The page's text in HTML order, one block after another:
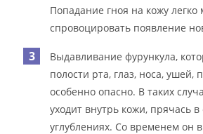
Попадание гноя на кожу легко
спровоцировать появление
Выдавливание фурункула,
полости рта, глаз, носа, ушей,
особенно опасно. В таких
уходит внутрь кожи, прячась
углублениях. Со временем он